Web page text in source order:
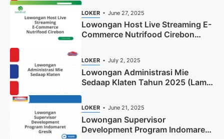
LOKER June 27, 2025
Lowongan Host Live Streaming E-
Commerce Nutrifood Cirebon
LOKER July 2, 2025
Lowongan Administrasi Mie
Sedaap Klaten Tahun 2025 (Lamar
LOKER June 21, 2025
Lowongan Supervisor
Development Program Indomaret